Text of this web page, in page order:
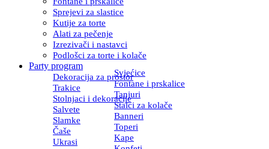
Sprejevi za slastice
Kutije za torte
Alati za pečenje
Izrezivači i nastavci
Podlošci za torte i kolače
Party program
Dekoracija za prostor
Svjećice
Trakice
Fontane i prskalice
Stolnjaci i dekoracije
Tanjuri
Salvete
Stalci za kolače
Slamke
Banneri
Čaše
Toperi
Ukrasi
Kape